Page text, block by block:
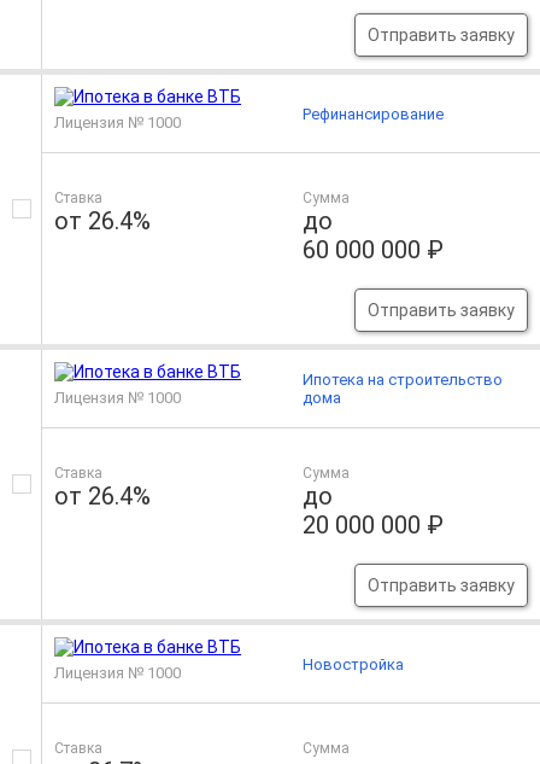
Отправить заявку
Лицензия № 1000
Ставка
от 26.4%
Сумма
до
60 000 000 ₽
Отправить заявку
Рефинансирование
Лицензия № 1000
Ставка
от 26.4%
Сумма
до
20 000 000 ₽
Отправить заявку
Ипотека на строительство
дома
Лицензия № 1000
Ставка Сумма
Новостройка